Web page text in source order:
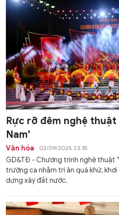
Rực rỡ đêm nghệ
Nam'
Văn hóa 02/09/2025 23:35
GD&TĐ - Chương trình nghệ thuật
trường ca nhằm tri ân quá khứ,
dựng xây đất nước.